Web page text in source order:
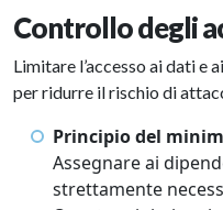
Controllo degli
Limitare l’accesso ai dati e
per ridurre il rischio di
Principio del
Assegnare ai
strettamente